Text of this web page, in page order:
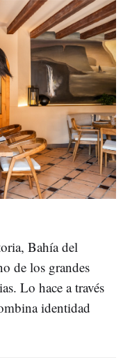
Bahía del
de los grandes
Lo hace a través
identidad